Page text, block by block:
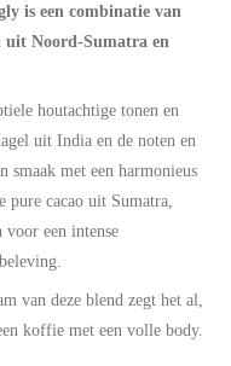
is een combinatie van
uit Noord-Sumatra en
houtachtige tonen en
uit India en de noten en
smaak met een harmonieus
pure cacao uit Sumatra,
voor een intense
van deze blend zegt het al,
koffie met een volle body.